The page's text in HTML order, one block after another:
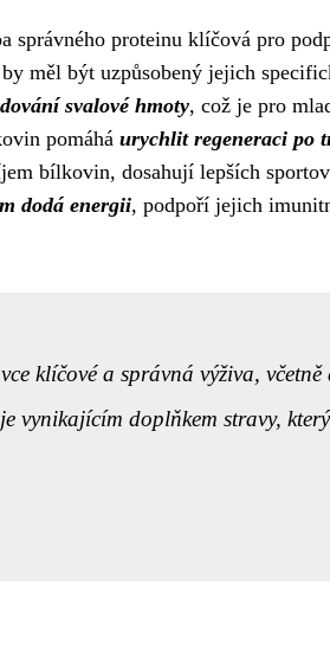
správného proteinu klíčová pro
měl být uzpůsobený jejich
svalové hmoty, což je pro
pomáhá urychlit regeneraci po
bílkovin, dosahují lepších
dodá energii, podpoří jejich
klíčové a správná výživa,
vynikajícím doplňkem stravy,